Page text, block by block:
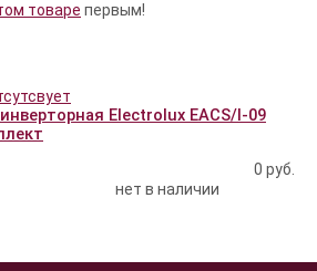
товаре первым!
Electrolux EACS/I-09
0 руб.
нет в наличии